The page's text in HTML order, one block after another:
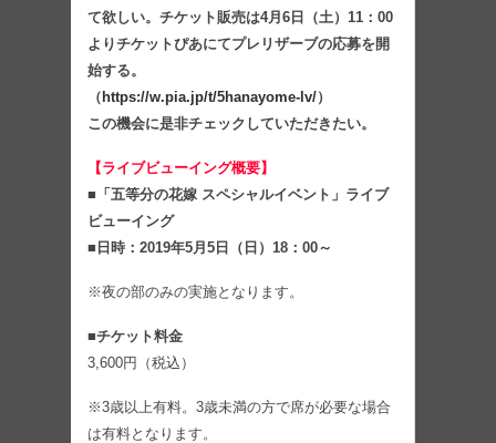
て欲しい。チケット販売は4月6日（土）11：00
よりチケットぴあにてプレリザーブの応募を開
始する。
（https://w.pia.jp/t/5hanayome-lv/）
この機会に是非チェックしていただきたい。
【ライブビューイング概要】
■「五等分の花嫁 スペシャルイベント」ライブ
ビューイング
■日時：2019年5月5日（日）18：00～
※夜の部のみの実施となります。
■チケット料金
3,600円（税込）
※3歳以上有料。3歳未満の方で席が必要な場合
は有料となります。